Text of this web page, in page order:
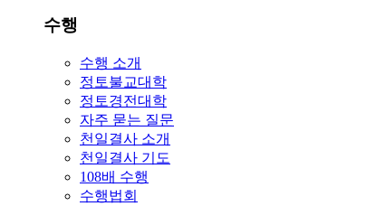
수행
수행 소개
정토불교대학
정토경전대학
자주 묻는 질문
천일결사 소개
천일결사 기도
108배 수행
수행법회